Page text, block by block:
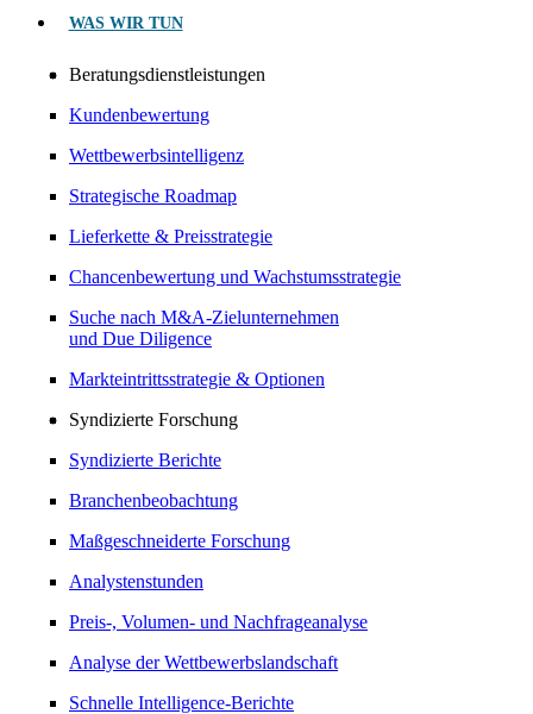
WAS WIR TUN
Beratungsdienstleistungen
Kundenbewertung
Wettbewerbsintelligenz
Strategische Roadmap
Lieferkette & Preisstrategie
Chancenbewertung und Wachstumsstrategie
Suche nach M&A-Zielunternehmen
und Due Diligence
Markteintrittsstrategie & Optionen
Syndizierte Forschung
Syndizierte Berichte
Branchenbeobachtung
Maßgeschneiderte Forschung
Analystenstunden
Preis-, Volumen- und Nachfrageanalyse
Analyse der Wettbewerbslandschaft
Schnelle Intelligence-Berichte